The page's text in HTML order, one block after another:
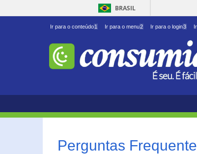
BRASIL
Ir para o conteúdo1 Ir para o menu2 Ir para o login3
Perguntas